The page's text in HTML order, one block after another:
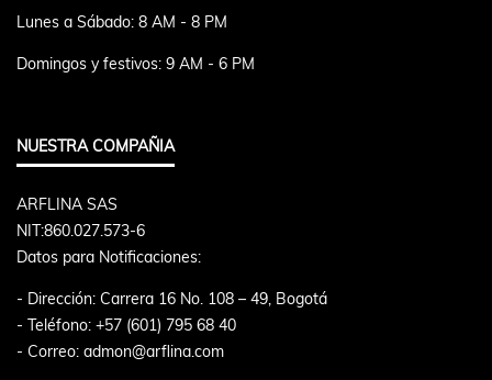
Lunes a Sábado: 8 AM - 8 PM
Domingos y festivos: 9 AM - 6 PM
NUESTRA COMPAÑIA
ARFLINA SAS
NIT:860.027.573-6
Datos para Notificaciones:
- Dirección: Carrera 16 No. 108 – 49, Bogotá
- Teléfono: +57 (601) 795 68 40
- Correo: admon@arflina.com